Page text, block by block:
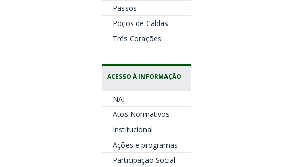
Passos
Poços de Caldas
Três Corações
ACESSO À INFORMAÇÃO
NAF
Atos Normativos
Institucional
Ações e programas
Participação Social